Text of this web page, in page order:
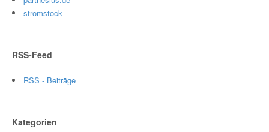
stromstock
RSS-Feed
RSS - Beiträge
Kategorien